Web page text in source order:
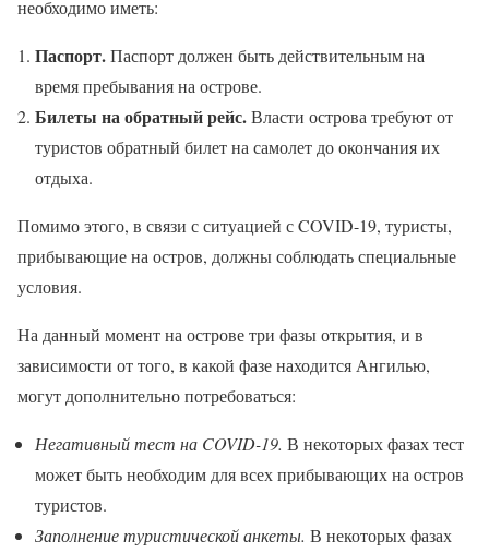
необходимо иметь:
Паспорт.Паспорт должен быть действительным на
время пребывания на острове.
Билеты на обратный рейс.Власти острова требуют от
туристов обратный билет на самолет до окончания их
отдыха.
Помимо этого, в связи с ситуацией с COVID-19, туристы,
прибывающие на остров, должны соблюдать специальные
условия.
На данный момент на острове три фазы открытия, и в
зависимости от того, в какой фазе находится Ангилью,
могут дополнительно потребоваться:
Негативный тест на COVID-19. В некоторых фазах тест
может быть необходим для всех прибывающих на остров
туристов.
Заполнение туристической анкеты. В некоторых фазах